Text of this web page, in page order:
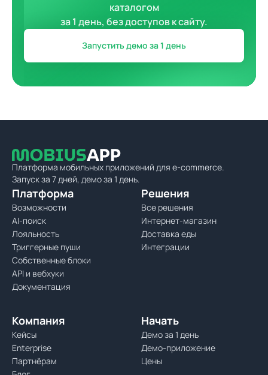
каталогом
за 1 день, без доступов к сайту.
Запустить демо за 1 день
Платформа мобильных приложений для e-commerce.
Запуск за 7 дней, демо за 1 день.
Платформа
Возможности
AI-поиск
Лояльность
Триггерные пуши
Собственные блоки
API и вебхуки
Документация
Решения
Все решения
Интернет-магазин
Доставка еды
Интеграции
Компания
Кейсы
Enterprise
Партнёрам
Начать
Демо за 1 день
Демо-приложение
Цены